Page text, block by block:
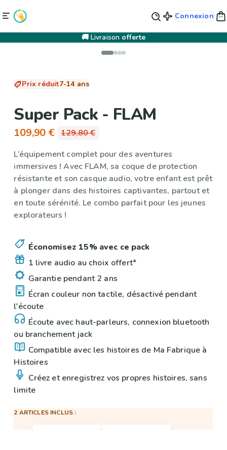
Connexion
🚚 Livraison offerte
Prix réduit7-14 ans
Super Pack - FLAM
109,90 € 129,80 €
L’équipement complet pour des aventures
immersives ! Avec FLAM, sa coque de protection
résistante et son casque audio, votre enfant est prêt
à plonger dans des histoires captivantes, partout et
en toute sérénité. Le combo parfait pour les jeunes
explorateurs !
Économisez 15% avec ce pack
1 livre audio au choix offert*
Garantie pendant 2 ans
Écran couleur non tactile, désactivé pendant
l'écoute
Écoute avec haut-parleurs, connexion bluetooth
ou branchement jack
Compatible avec les histoires de Ma Fabrique à
Histoires
Créez et enregistrez vos propres histoires, sans
limite
2 ARTICLES INCLUS :